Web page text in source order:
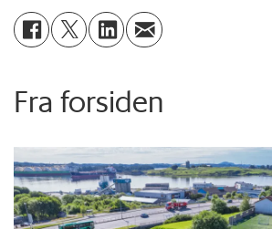
Fra forsiden